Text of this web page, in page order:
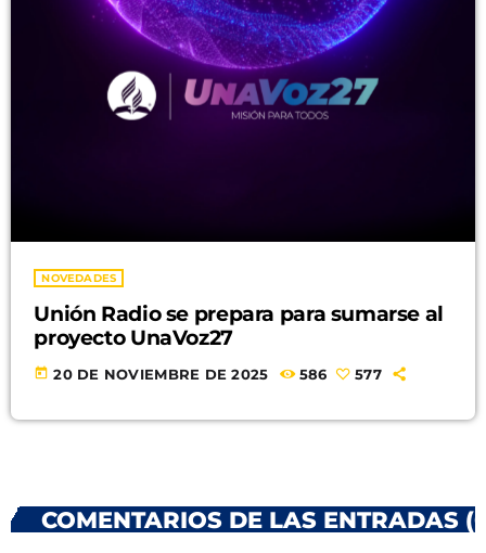
NOVEDADES
Unión Radio se prepara para sumarse al
proyecto UnaVoz27
today 20 DE NOVIEMBRE DE 2025 586 577
COMENTARIOS DE LAS ENTRADAS